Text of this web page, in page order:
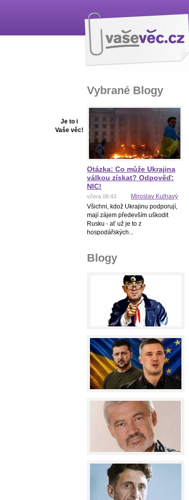
Je to i
Vaše věc!
Vybrané Blogy
Otázka: Co může Ukrajina
válkou získat? Odpověď:
NIC!
včera 08:43
Miroslav Kulhavý
Všichni, kdož Ukrajinu podporují,
mají zájem především uškodit
Rusku - ať už je to z
hospodářských...
Blogy